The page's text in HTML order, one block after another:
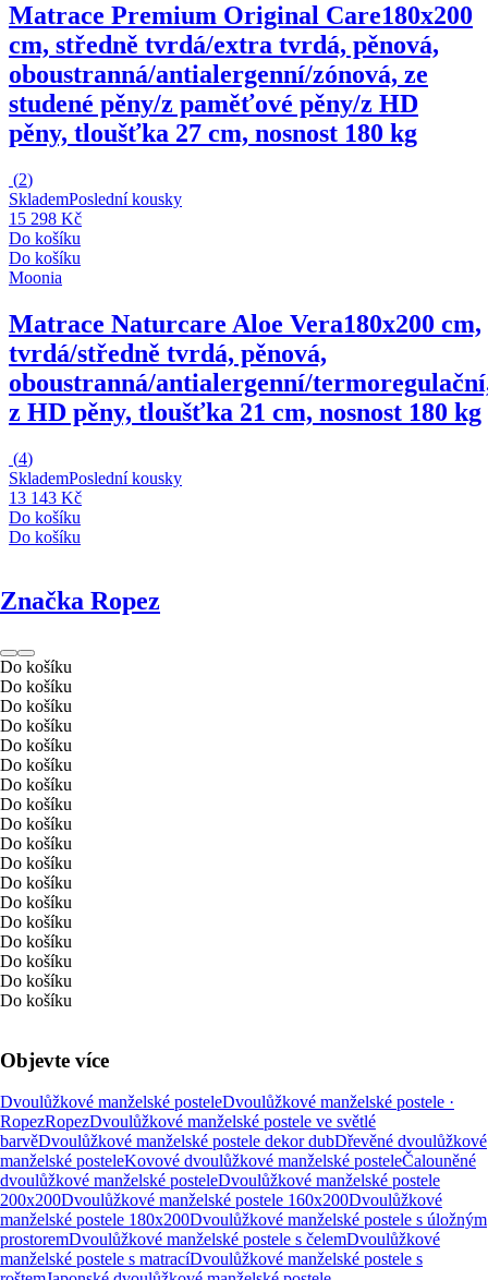
Matrace Premium Original Care180x200
cm, středně tvrdá/extra tvrdá, pěnová,
oboustranná/antialergenní/zónová, ze
studené pěny/z paměťové pěny/z HD
pěny, tloušťka 27 cm, nosnost 180 kg
(2)
SklademPoslední kousky
15 298 Kč
Do košíku
Do košíku
Moonia
Matrace Naturcare Aloe Vera180x200 cm,
tvrdá/středně tvrdá, pěnová,
oboustranná/antialergenní/
z HD pěny, tloušťka 21 cm, nosnost 180 kg
(4)
SklademPoslední kousky
13 143 Kč
Do košíku
Do košíku
Značka Ropez
Do košíku
Do košíku
Do košíku
Do košíku
Do košíku
Do košíku
Do košíku
Do košíku
Do košíku
Do košíku
Do košíku
Do košíku
Do košíku
Do košíku
Do košíku
Do košíku
Do košíku
Do košíku
Objevte více
Dvoulůžkové manželské posteleDvoulůžkové manželské postele ·
RopezRopezDvoulůžkové manželské postele ve světlé
barvěDvoulůžkové manželské postele dekor dubDřevěné dvoulůžkové
manželské posteleKovové dvoulůžkové manželské posteleČalouněné
dvoulůžkové manželské posteleDvoulůžkové manželské postele
200x200Dvoulůžkové manželské postele 160x200Dvoulůžkové
manželské postele 180x200Dvoulůžkové manželské postele s úložným
prostoremDvoulůžkové manželské postele s čelemDvoulůžkové
manželské postele s matracíDvoulůžkové manželské postele s